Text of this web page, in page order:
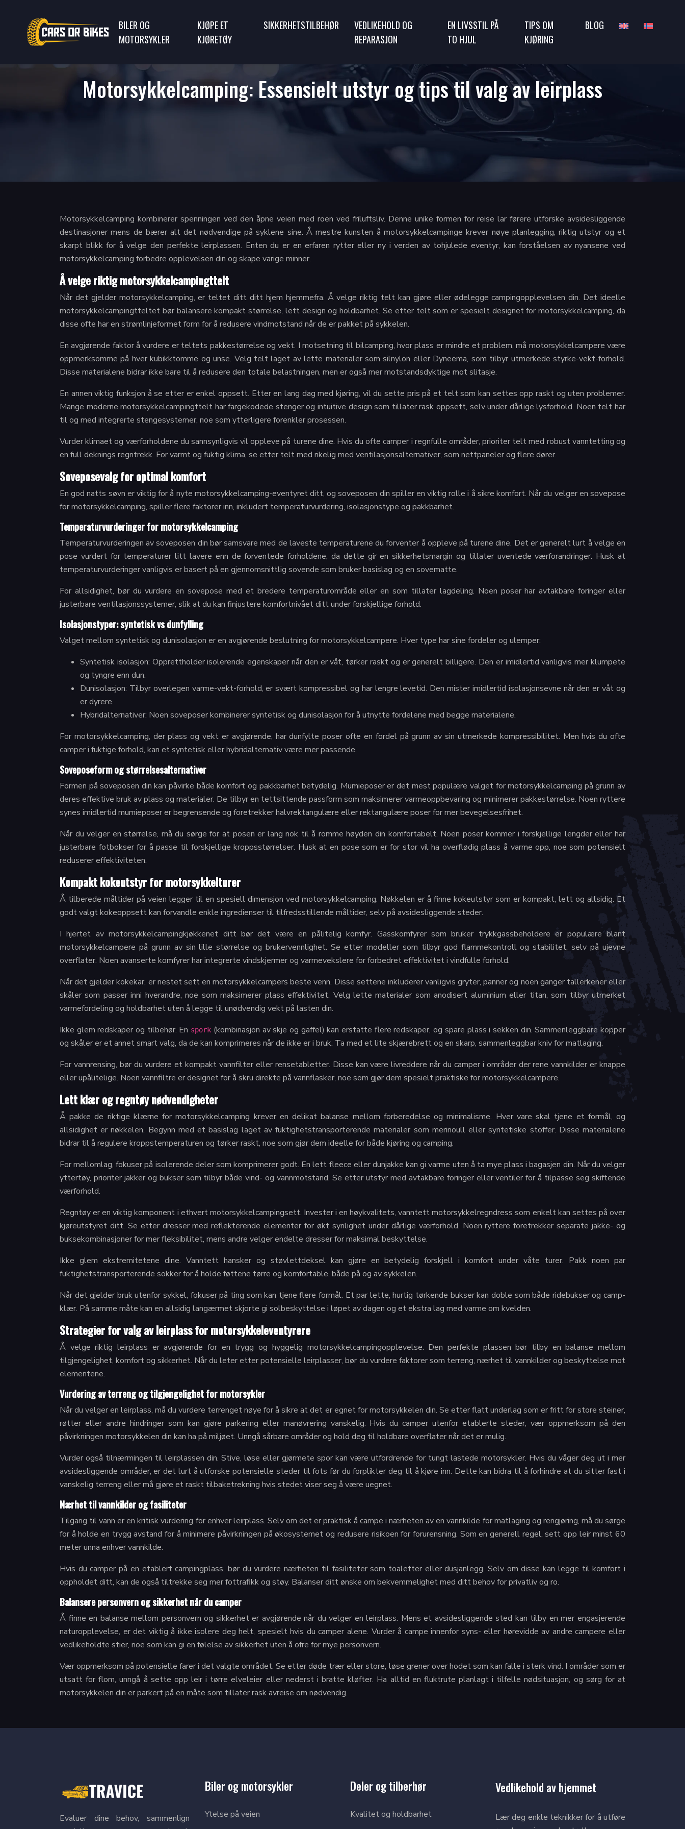
BILER OG
MOTORSYKLER
KJØPE ET
KJØRETØY
SIKKERHETSTILBEHØR
VEDLIKEHOLD OG
REPARASJON
EN LIVSSTIL PÅ
TO HJUL
TIPS OM
KJØRING
BLOG
Motorsykkelcamping: Essensielt utstyr og tips til valg av leirplass
Motorsykkelcamping kombinerer spenningen ved den åpne veien med roen ved friluftsliv. Denne unike formen for reise lar førere utforske avsidesliggende
destinasjoner mens de bærer alt det nødvendige på syklene sine. Å mestre kunsten å motorsykkelcampinge krever nøye planlegging, riktig utstyr og et
skarpt blikk for å velge den perfekte leirplassen. Enten du er en erfaren rytter eller ny i verden av tohjulede eventyr, kan forståelsen av nyansene ved
motorsykkelcamping forbedre opplevelsen din og skape varige minner.
Å velge riktig motorsykkelcampingttelt
Når det gjelder motorsykkelcamping, er teltet ditt ditt hjem hjemmefra. Å velge riktig telt kan gjøre eller ødelegge campingopplevelsen din. Det ideelle
motorsykkelcampingtteltet bør balansere kompakt størrelse, lett design og holdbarhet. Se etter telt som er spesielt designet for motorsykkelcamping, da
disse ofte har en strømlinjeformet form for å redusere vindmotstand når de er pakket på sykkelen.
En avgjørende faktor å vurdere er teltets pakkestørrelse og vekt. I motsetning til bilcamping, hvor plass er mindre et problem, må motorsykkelcampere være
oppmerksomme på hver kubikktomme og unse. Velg telt laget av lette materialer som silnylon eller Dyneema, som tilbyr utmerkede styrke-vekt-forhold.
Disse materialene bidrar ikke bare til å redusere den totale belastningen, men er også mer motstandsdyktige mot slitasje.
En annen viktig funksjon å se etter er enkel oppsett. Etter en lang dag med kjøring, vil du sette pris på et telt som kan settes opp raskt og uten problemer.
Mange moderne motorsykkelcampingttelt har fargekodede stenger og intuitive design som tillater rask oppsett, selv under dårlige lysforhold. Noen telt har
til og med integrerte stengesystemer, noe som ytterligere forenkler prosessen.
Vurder klimaet og værforholdene du sannsynligvis vil oppleve på turene dine. Hvis du ofte camper i regnfulle områder, prioriter telt med robust vanntetting og
en full deknings regntrekk. For varmt og fuktig klima, se etter telt med rikelig med ventilasjonsalternativer, som nettpaneler og flere dører.
Soveposevalg for optimal komfort
En god natts søvn er viktig for å nyte motorsykkelcamping-eventyret ditt, og soveposen din spiller en viktig rolle i å sikre komfort. Når du velger en sovepose
for motorsykkelcamping, spiller flere faktorer inn, inkludert temperaturvurdering, isolasjonstype og pakkbarhet.
Temperaturvurderinger for motorsykkelcamping
Temperaturvurderingen av soveposen din bør samsvare med de laveste temperaturene du forventer å oppleve på turene dine. Det er generelt lurt å velge en
pose vurdert for temperaturer litt lavere enn de forventede forholdene, da dette gir en sikkerhetsmargin og tillater uventede værforandringer. Husk at
temperaturvurderinger vanligvis er basert på en gjennomsnittlig sovende som bruker basislag og en sovematte.
For allsidighet, bør du vurdere en sovepose med et bredere temperaturområde eller en som tillater lagdeling. Noen poser har avtakbare foringer eller
justerbare ventilasjonssystemer, slik at du kan finjustere komfortnivået ditt under forskjellige forhold.
Isolasjonstyper: syntetisk vs dunfylling
Valget mellom syntetisk og dunisolasjon er en avgjørende beslutning for motorsykkelcampere. Hver type har sine fordeler og ulemper:
Syntetisk isolasjon: Opprettholder isolerende egenskaper når den er våt, tørker raskt og er generelt billigere. Den er imidlertid vanligvis mer klumpete
og tyngre enn dun.
Dunisolasjon: Tilbyr overlegen varme-vekt-forhold, er svært kompressibel og har lengre levetid. Den mister imidlertid isolasjonsevne når den er våt og
er dyrere.
Hybridalternativer: Noen soveposer kombinerer syntetisk og dunisolasjon for å utnytte fordelene med begge materialene.
For motorsykkelcamping, der plass og vekt er avgjørende, har dunfylte poser ofte en fordel på grunn av sin utmerkede kompressibilitet. Men hvis du ofte
camper i fuktige forhold, kan et syntetisk eller hybridalternativ være mer passende.
Soveposeform og størrelsesalternativer
Formen på soveposen din kan påvirke både komfort og pakkbarhet betydelig. Mumieposer er det mest populære valget for motorsykkelcamping på grunn av
deres effektive bruk av plass og materialer. De tilbyr en tettsittende passform som maksimerer varmeoppbevaring og minimerer pakkestørrelse. Noen ryttere
synes imidlertid mumieposer er begrensende og foretrekker halvrektangulære eller rektangulære poser for mer bevegelsesfrihet.
Når du velger en størrelse, må du sørge for at posen er lang nok til å romme høyden din komfortabelt. Noen poser kommer i forskjellige lengder eller har
justerbare fotbokser for å passe til forskjellige kroppsstørrelser. Husk at en pose som er for stor vil ha overflødig plass å varme opp, noe som potensielt
reduserer effektiviteten.
Kompakt kokeutstyr for motorsykkelturer
Å tilberede måltider på veien legger til en spesiell dimensjon ved motorsykkelcamping. Nøkkelen er å finne kokeutstyr som er kompakt, lett og allsidig. Et
godt valgt kokeoppsett kan forvandle enkle ingredienser til tilfredsstillende måltider, selv på avsidesliggende steder.
I hjertet av motorsykkelcampingkjøkkenet ditt bør det være en pålitelig komfyr. Gasskomfyrer som bruker trykkgassbeholdere er populære blant
motorsykkelcampere på grunn av sin lille størrelse og brukervennlighet. Se etter modeller som tilbyr god flammekontroll og stabilitet, selv på ujevne
overflater. Noen avanserte komfyrer har integrerte vindskjermer og varmevekslere for forbedret effektivitet i vindfulle forhold.
Når det gjelder kokekar, er nestet sett en motorsykkelcampers beste venn. Disse settene inkluderer vanligvis gryter, panner og noen ganger tallerkener eller
skåler som passer inni hverandre, noe som maksimerer plass effektivitet. Velg lette materialer som anodisert aluminium eller titan, som tilbyr utmerket
varmefordeling og holdbarhet uten å legge til unødvendig vekt på lasten din.
Ikke glem redskaper og tilbehør. En spork (kombinasjon av skje og gaffel) kan erstatte flere redskaper, og spare plass i sekken din. Sammenleggbare kopper
og skåler er et annet smart valg, da de kan komprimeres når de ikke er i bruk. Ta med et lite skjærebrett og en skarp, sammenleggbar kniv for matlaging.
For vannrensing, bør du vurdere et kompakt vannfilter eller rensetabletter. Disse kan være livreddere når du camper i områder der rene vannkilder er knappe
eller upålitelige. Noen vannfiltre er designet for å skru direkte på vannflasker, noe som gjør dem spesielt praktiske for motorsykkelcampere.
Lett klær og regntøy nødvendigheter
Å pakke de riktige klærne for motorsykkelcamping krever en delikat balanse mellom forberedelse og minimalisme. Hver vare skal tjene et formål, og
allsidighet er nøkkelen. Begynn med et basislag laget av fuktighetstransporterende materialer som merinoull eller syntetiske stoffer. Disse materialene
bidrar til å regulere kroppstemperaturen og tørker raskt, noe som gjør dem ideelle for både kjøring og camping.
For mellomlag, fokuser på isolerende deler som komprimerer godt. En lett fleece eller dunjakke kan gi varme uten å ta mye plass i bagasjen din. Når du velger
yttertøy, prioriter jakker og bukser som tilbyr både vind- og vannmotstand. Se etter utstyr med avtakbare foringer eller ventiler for å tilpasse seg skiftende
værforhold.
Regntøy er en viktig komponent i ethvert motorsykkelcampingsett. Invester i en høykvalitets, vanntett motorsykkelregndress som enkelt kan settes på over
kjøreutstyret ditt. Se etter dresser med reflekterende elementer for økt synlighet under dårlige værforhold. Noen ryttere foretrekker separate jakke- og
buksekombinasjoner for mer fleksibilitet, mens andre velger endelte dresser for maksimal beskyttelse.
Ikke glem ekstremitetene dine. Vanntett hansker og støvlettdeksel kan gjøre en betydelig forskjell i komfort under våte turer. Pakk noen par
fuktighetstransporterende sokker for å holde føttene tørre og komfortable, både på og av sykkelen.
Når det gjelder bruk utenfor sykkel, fokuser på ting som kan tjene flere formål. Et par lette, hurtig tørkende bukser kan doble som både ridebukser og camp-
klær. På samme måte kan en allsidig langærmet skjorte gi solbeskyttelse i løpet av dagen og et ekstra lag med varme om kvelden.
Strategier for valg av leirplass for motorsykkeleventyrere
Å velge riktig leirplass er avgjørende for en trygg og hyggelig motorsykkelcampingopplevelse. Den perfekte plassen bør tilby en balanse mellom
tilgjengelighet, komfort og sikkerhet. Når du leter etter potensielle leirplasser, bør du vurdere faktorer som terreng, nærhet til vannkilder og beskyttelse mot
elementene.
Vurdering av terreng og tilgjengelighet for motorsykler
Når du velger en leirplass, må du vurdere terrenget nøye for å sikre at det er egnet for motorsykkelen din. Se etter flatt underlag som er fritt for store steiner,
røtter eller andre hindringer som kan gjøre parkering eller manøvrering vanskelig. Hvis du camper utenfor etablerte steder, vær oppmerksom på den
påvirkningen motorsykkelen din kan ha på miljøet. Unngå sårbare områder og hold deg til holdbare overflater når det er mulig.
Vurder også tilnærmingen til leirplassen din. Stive, løse eller gjørmete spor kan være utfordrende for tungt lastede motorsykler. Hvis du våger deg ut i mer
avsidesliggende områder, er det lurt å utforske potensielle steder til fots før du forplikter deg til å kjøre inn. Dette kan bidra til å forhindre at du sitter fast i
vanskelig terreng eller må gjøre et raskt tilbaketrekning hvis stedet viser seg å være uegnet.
Nærhet til vannkilder og fasiliteter
Tilgang til vann er en kritisk vurdering for enhver leirplass. Selv om det er praktisk å campe i nærheten av en vannkilde for matlaging og rengjøring, må du sørge
for å holde en trygg avstand for å minimere påvirkningen på økosystemet og redusere risikoen for forurensning. Som en generell regel, sett opp leir minst 60
meter unna enhver vannkilde.
Hvis du camper på en etablert campingplass, bør du vurdere nærheten til fasiliteter som toaletter eller dusjanlegg. Selv om disse kan legge til komfort i
oppholdet ditt, kan de også tiltrekke seg mer fottrafikk og støy. Balanser ditt ønske om bekvemmelighet med ditt behov for privatliv og ro.
Balansere personvern og sikkerhet når du camper
Å finne en balanse mellom personvern og sikkerhet er avgjørende når du velger en leirplass. Mens et avsidesliggende sted kan tilby en mer engasjerende
naturopplevelse, er det viktig å ikke isolere deg helt, spesielt hvis du camper alene. Vurder å campe innenfor syns- eller hørevidde av andre campere eller
vedlikeholdte stier, noe som kan gi en følelse av sikkerhet uten å ofre for mye personvern.
Vær oppmerksom på potensielle farer i det valgte området. Se etter døde trær eller store, løse grener over hodet som kan falle i sterk vind. I områder som er
utsatt for flom, unngå å sette opp leir i tørre elveleier eller nederst i bratte kløfter. Ha alltid en fluktrute planlagt i tilfelle nødsituasjon, og sørg for at
motorsykkelen din er parkert på en måte som tillater rask avreise om nødvendig.
Evaluer dine behov, sammenlign
Biler og motorsykler
Ytelse på veien
Deler og tilberhør
Kvalitet og holdbarhet
Vedlikehold av hjemmet
Lær deg enkle teknikker for å utføre